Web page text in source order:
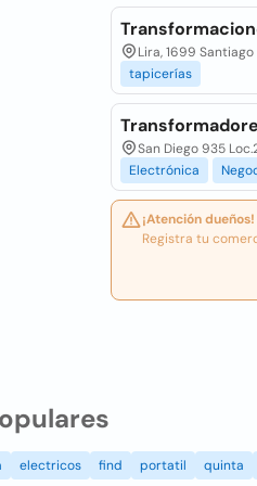
Lira, 1699
tapicerías
San Diego 935
Electrónica
¡Atención dueños!
Registra tu
electricos find portatil quinta